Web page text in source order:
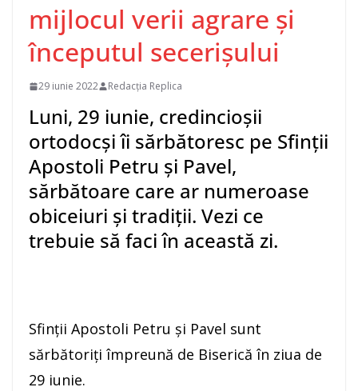
mijlocul verii agrare și
începutul secerișului
29 iunie 2022 Redacția Replica
Luni, 29 iunie, credincioșii
ortodocși îi sărbătoresc pe Sfinții
Apostoli Petru și Pavel,
sărbătoare care ar numeroase
obiceiuri și tradiții. Vezi ce
trebuie să faci în această zi.
Sfinţii Apostoli Petru şi Pavel sunt
sărbătoriţi împreună de Biserică în ziua de
29 iunie.